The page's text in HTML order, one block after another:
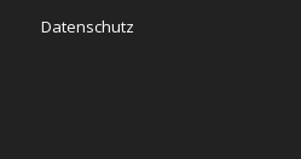
Datenschutz